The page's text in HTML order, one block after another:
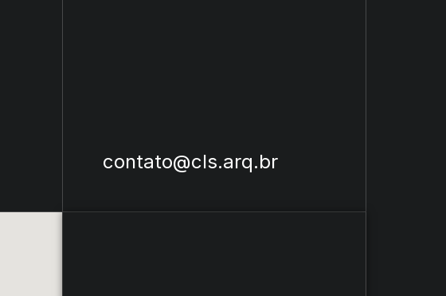
contato@cls.arq.br